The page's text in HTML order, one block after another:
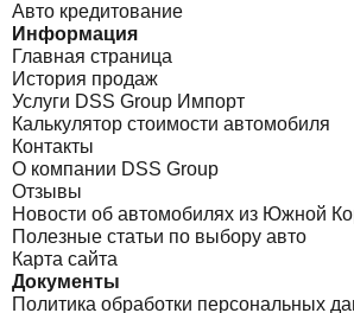
Авто кредитование
Информация
Главная страница
История продаж
Услуги DSS Group Импорт
Калькулятор стоимости автомобиля
Контакты
О компании DSS Group
Отзывы
Новости об автомобилях из Южной
Полезные статьи по выбору авто
Карта сайта
Документы
Политика обработки персональных